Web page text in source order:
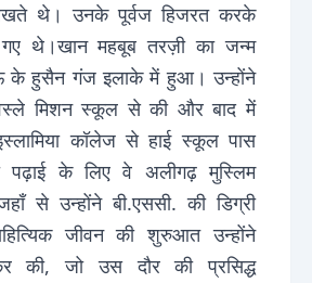
थे। उनके पूर्वज हिजरत करके
थे।खान महबूब तरज़ी का जन्म
हुसैन गंज इलाके में हुआ। उन्होंने
मिशन स्कूल से की और बाद में
कॉलेज से हाई स्कूल पास
के लिए वे अलीगढ़ मुस्लिम
से उन्होंने बी.एससी. की डिग्री
जीवन की शुरुआत उन्होंने
की, जो उस दौर की प्रसिद्ध